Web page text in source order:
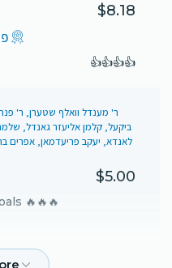
$8.18
👍👍👍👍
ר' מענדל וואלף שטערן, ר'
ביקעל, קלמן אליעזר גאנדל,
לאנדא, יעקב פריעדמאן, אפרים
$5.00
🔥🔥🔥